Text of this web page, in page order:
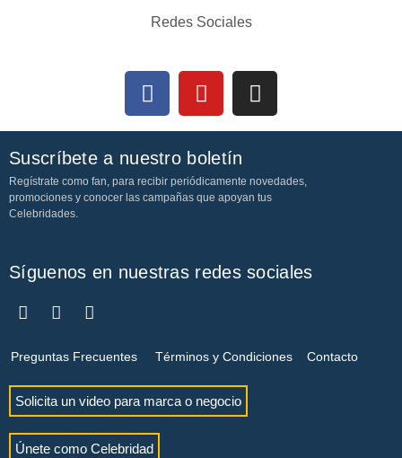
Redes Sociales
Suscríbete a nuestro boletín
Regístrate como fan, para recibir periódicamente novedades,
promociones y conocer las campañas que apoyan tus
Celebridades.
Síguenos en nuestras redes sociales
Preguntas Frecuentes Términos y Condiciones Contacto
Solicita un video para marca o negocio
Únete como Celebridad